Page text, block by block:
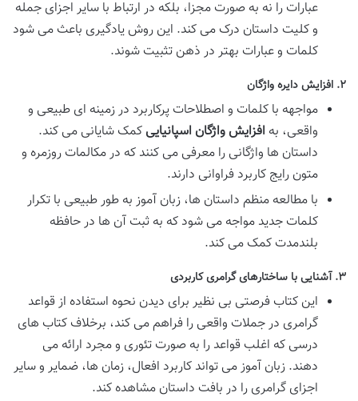
عبارات را نه به صورت مجزا، بلکه در ارتباط با سایر اجزای جمله
و کلیت داستان درک می کند. این روش یادگیری باعث می شود
کلمات و عبارات بهتر در ذهن تثبیت شوند.
۲. افزایش دایره واژگان
مواجهه با کلمات و اصطلاحات پرکاربرد در زمینه ای طبیعی و
واقعی، به افزایش واژگان اسپانیایی کمک شایانی می کند.
داستان ها واژگانی را معرفی می کنند که در مکالمات روزمره و
متون رایج کاربرد فراوانی دارند.
با مطالعه منظم داستان ها، زبان آموز به طور طبیعی با تکرار
کلمات جدید مواجه می شود که به ثبت آن ها در حافظه
بلندمدت کمک می کند.
۳. آشنایی با ساختارهای گرامری کاربردی
این کتاب فرصتی بی نظیر برای دیدن نحوه استفاده از قواعد
گرامری در جملات واقعی را فراهم می کند، برخلاف کتاب های
درسی که اغلب قواعد را به صورت تئوری و مجرد ارائه می
دهند. زبان آموز می تواند کاربرد افعال، زمان ها، ضمایر و سایر
اجزای گرامری را در بافت داستان مشاهده کند.